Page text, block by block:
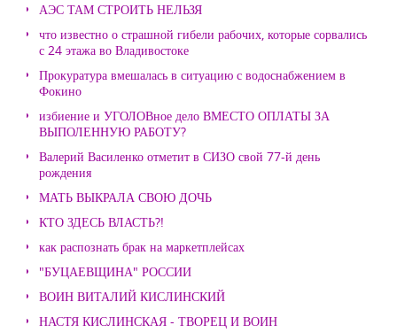
АЭС ТАМ СТРОИТЬ НЕЛЬЗЯ
что известно о страшной гибели рабочих, которые сорвались
с 24 этажа во Владивостоке
Прокуратура вмешалась в ситуацию с водоснабжением в
Фокино
избиение и УГОЛОВное дело ВМЕСТО ОПЛАТЫ ЗА
ВЫПОЛЕННУЮ РАБОТУ?
Валерий Василенко отметит в СИЗО свой 77-й день
рождения
МАТЬ ВЫКРАЛА СВОЮ ДОЧЬ
КТО ЗДЕСЬ ВЛАСТЬ?!
как распознать брак на маркетплейсах
"БУЦАЕВЩИНА" РОССИИ
ВОИН ВИТАЛИЙ КИСЛИНСКИЙ
НАСТЯ КИСЛИНСКАЯ - ТВОРЕЦ И ВОИН